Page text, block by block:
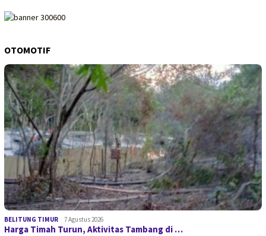
OTOMOTIF
BELITUNG TIMUR 7 Agustus 2026
Harga Timah Turun, Aktivitas Tambang di …